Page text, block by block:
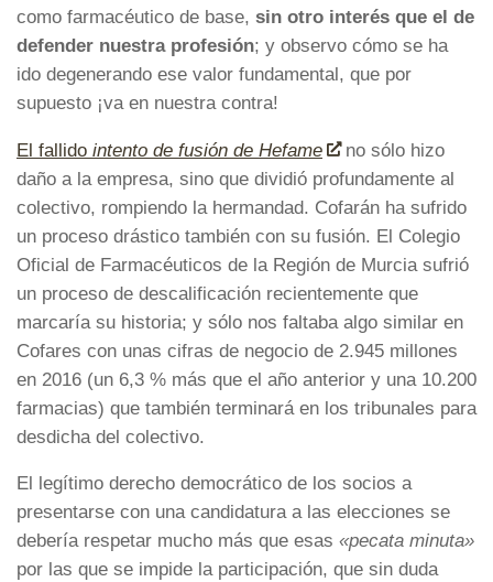
como farmacéutico de base, sin otro interés que el de
defender nuestra profesión; y observo cómo se ha
ido degenerando ese valor fundamental, que por
supuesto ¡va en nuestra contra!
El fallido intento de fusión de Hefame
no sólo hizo
daño a la empresa, sino que dividió profundamente al
colectivo, rompiendo la hermandad. Cofarán ha sufrido
un proceso drástico también con su fusión. El Colegio
Oficial de Farmacéuticos de la Región de Murcia sufrió
un proceso de descalificación recientemente que
marcaría su historia; y sólo nos faltaba algo similar en
Cofares con unas cifras de negocio de 2.945 millones
en 2016 (un 6,3 % más que el año anterior y una 10.200
farmacias) que también terminará en los tribunales para
desdicha del colectivo.
El legítimo derecho democrático de los socios a
presentarse con una candidatura a las elecciones se
debería respetar mucho más que esas «pecata minuta»
por las que se impide la participación, que sin duda